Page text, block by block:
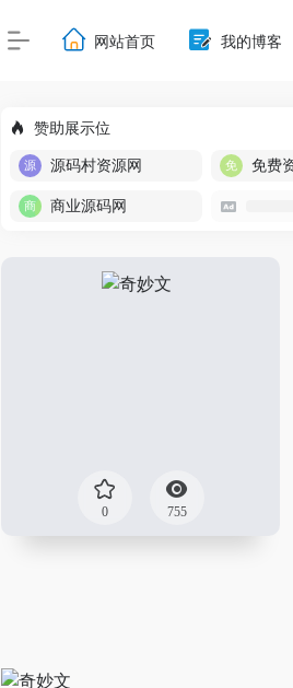
网站首页 我的博客
赞助展示位
源码村资源网 免费
商业源码网
0 755